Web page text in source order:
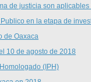
de justicia son
en la etapa de
de Oaxaca
10 de agosto de 2018
(IPH)